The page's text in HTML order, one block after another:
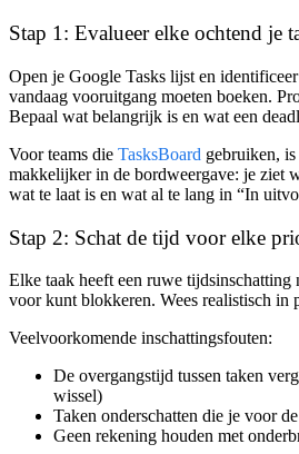
Stap 1: Evalueer elke ochtend je
Open je Google Tasks lijst en
vandaag vooruitgang moeten boeken.
Bepaal wat belangrijk is en wat een
Voor teams die TasksBoard gebruiken,
makkelijker in de bordweergave: je ziet
wat te laat is en wat al te lang in “In
Stap 2: Schat de tijd voor elke
Elke taak heeft een ruwe
voor kunt blokkeren. Wees realistisch in
Veelvoorkomende inschattingsfouten:
De overgangstijd tussen taken
wissel)
Taken onderschatten die je voor
Geen rekening houden met